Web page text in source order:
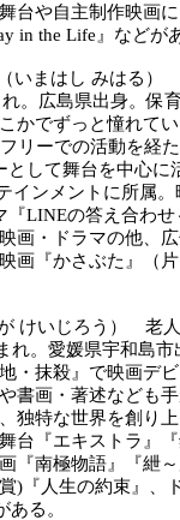
台や自主制作映画
in the Life』などが
いまはし みはる）
。広島県出身。保
かでずっと憧れて
リーでの活動を経
して舞台を中心に
インメントに所属
『LINEの答え合わ
画・ドラマの他、
画『かさぶた』（
が けいじろう） 老
れ。愛媛県宇和島
・抹殺』で映画デビ
書画・著述なども
独特な世界を創り上
台『エキストラ』
『南極物語』『紲
)『人生の約束』、
ある。